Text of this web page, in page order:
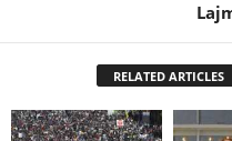
RELATED ARTICLES